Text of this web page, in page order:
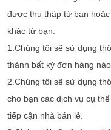
được thu thập từ bạn
khác từ bạn:
1.Chúng tôi sẽ sử dụng
thành bất kỳ đơn hàng
2.Chúng tôi sẽ sử dụng
cho bạn các dịch vụ cụ
tiếp cận nhà bán lẻ.